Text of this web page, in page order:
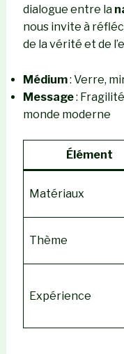
dialogue entre la
nous invite à
de la vérité et de
Médium: Verre,
Message:
monde moderne
Élément
Matériaux
Thème
Expérience